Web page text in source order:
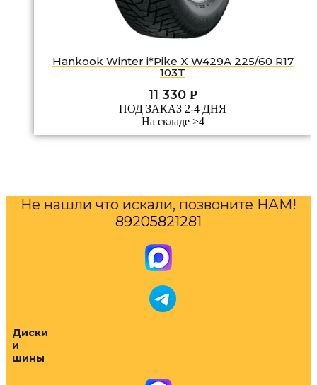
Hankook Winter i*Pike X W429A 225/60 R17
103T
11 330 Р
ПОД ЗАКАЗ 2-4 ДНЯ
На складе >4
Не нашли что искали, позвоните НАМ!
89205821281
Диски
и
шины